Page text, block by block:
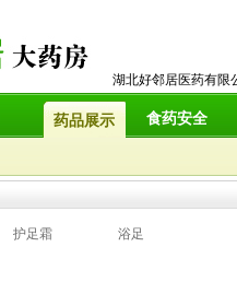
湖北好邻居医药有限
药品展示 食药安全
护足霜 浴足